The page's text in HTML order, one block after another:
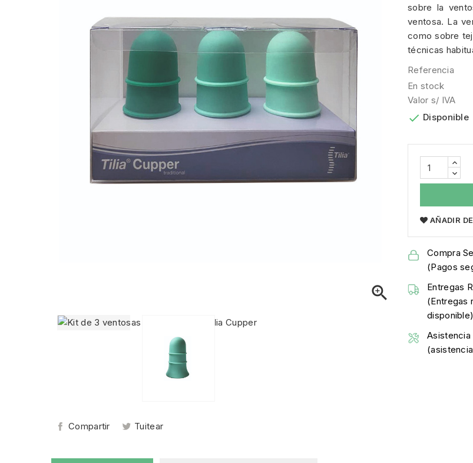

Compartir Tuitear
sobre la
ventosa. La
como sobre
técnicas
Referencia
En stock
Valor s/ IVA
 Disponible
AÑADIR
Compra
(Pagos
Entregas
(Entregas
disponible)